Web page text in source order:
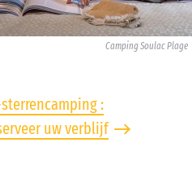
Camping Soulac Plage
:
uw verblijf